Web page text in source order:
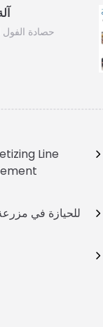
حصادة
Line